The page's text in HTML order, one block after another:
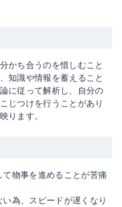
かち合うのを惜しむこと
知識や情報を蓄えること
に従って解析し、自分の
じつけを行うことがあり
ります。
物事を進めることが苦痛
為、スピードが遅くなり